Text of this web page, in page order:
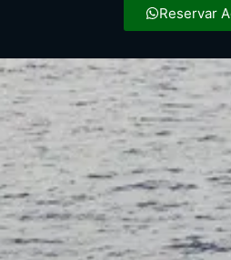
Reservar